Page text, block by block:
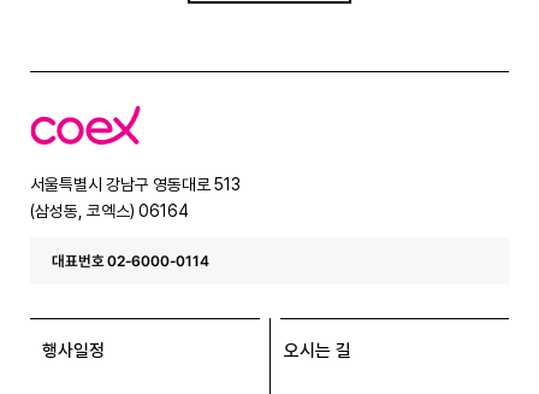
코
엑
서울특별시 강남구 영동대로 513
(삼성동, 코엑스) 06164
대표번호 02-6000-0114
행사일정 오시는 길